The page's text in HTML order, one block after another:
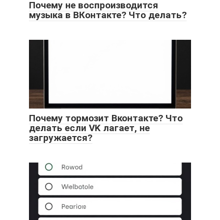
Почему не воспроизводится
музыка в ВКонтакте? Что делать?
Почему тормозит Вконтакте? Что
делать если VK лагает, не
загружается?